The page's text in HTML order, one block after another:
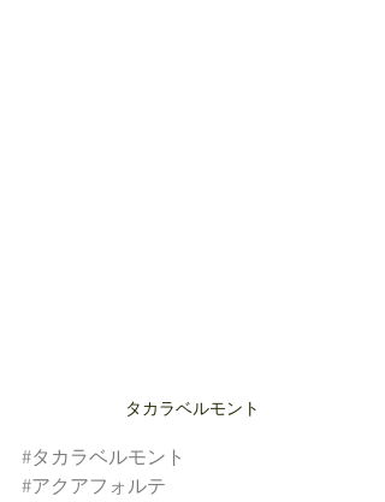
タカラベルモント
#タカラベルモント
#アクアフォルテ